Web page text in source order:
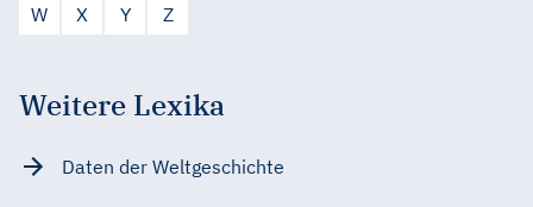
W
X Y Z
Weitere Lexika
Daten der Weltgeschichte